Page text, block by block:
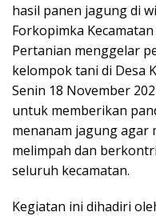
hasil panen jagung di
Forkopimka
Pertanian menggelar
kelompok tani di Desa
Senin 18 November
untuk memberikan
menanam jagung agar
melimpah dan
seluruh kecamatan.
Kegiatan ini dihadiri